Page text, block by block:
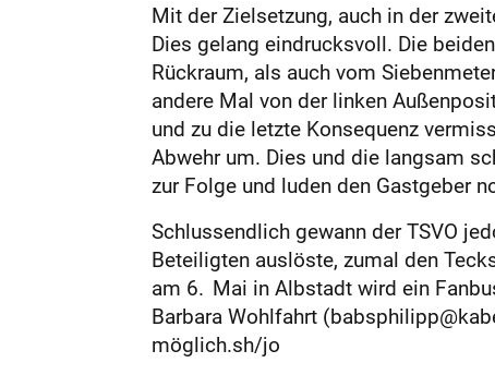
Mit der Zielsetzung, auch in der
Dies gelang eindrucksvoll. Die
Rückraum, als auch vom
andere Mal von der linken
und zu die letzte Konsequenz
Abwehr um. Dies und die langsam
zur Folge und luden den Gastgeber
Schlussendlich gewann der TSVO
Beteiligten auslöste, zumal den
am 6. Mai in Albstadt wird ein
Barbara Wohlfahrt
möglich.sh/jo